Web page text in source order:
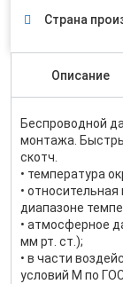
Страна
Описание
Беспроводной
монтажа.
скотч.
• температура
•
диапазоне
• атмосферное
мм рт. ст.);
• в части
условий М по